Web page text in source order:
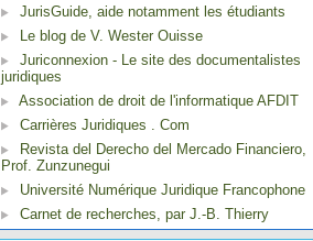
JurisGuide, aide notamment les étudiants
Le blog de V. Wester Ouisse
Juriconnexion - Le site des documentalistes
juridiques
Association de droit de l'informatique AFDIT
Carrières Juridiques . Com
Revista del Derecho del Mercado Financiero,
Prof. Zunzunegui
Université Numérique Juridique Francophone
Carnet de recherches, par J.-B. Thierry